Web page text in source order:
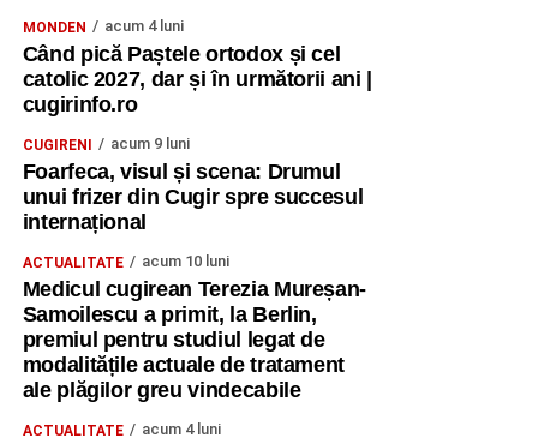
MONDEN acum 4 luni
Când pică Paștele ortodox și cel
catolic 2027, dar și în următorii ani |
cugirinfo.ro
CUGIRENI acum 9 luni
Foarfeca, visul și scena: Drumul
unui frizer din Cugir spre succesul
internațional
ACTUALITATE acum 10 luni
Medicul cugirean Terezia Mureșan-
Samoilescu a primit, la Berlin,
premiul pentru studiul legat de
modalitățile actuale de tratament
ale plăgilor greu vindecabile
ACTUALITATE acum 4 luni